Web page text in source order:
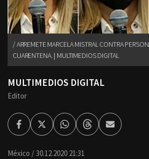
ARREMETE MARCELA MISTRAL CONTRA
CUARENTENA. | MULTIMEDIOS DIGITAL
MULTIMEDIOS DIGITAL
Editor
FacebookTwitterWhatsappThreadsEnviar
por
México 30.12.2020 21:31